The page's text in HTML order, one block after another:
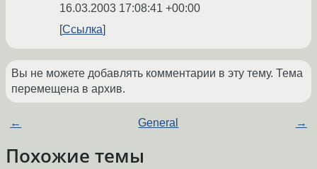
16.03.2003 17:08:41 +00:00
Ссылка
Вы не можете добавлять комментарии в эту тему. Тема
перемещена в архив.
← General →
Похожие темы